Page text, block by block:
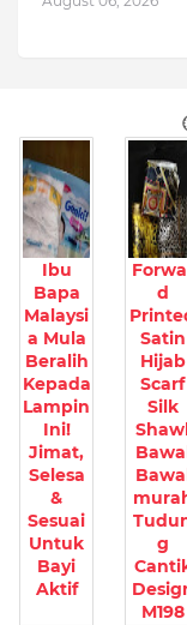
Ibu
Bapa
Malaysi
a Mula
Beralih
Kepada
Lampin
Ini!
Jimat,
Selesa
&
Sesuai
Untuk
Bayi
Aktif
d
Satin
Hijab
Scarf
Silk
g
M198